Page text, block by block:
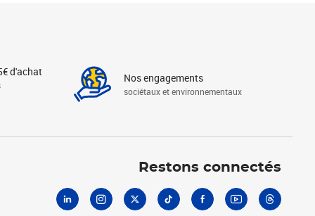
d'achat Nos engagements
sociétaux et environnementaux
Restons connectés